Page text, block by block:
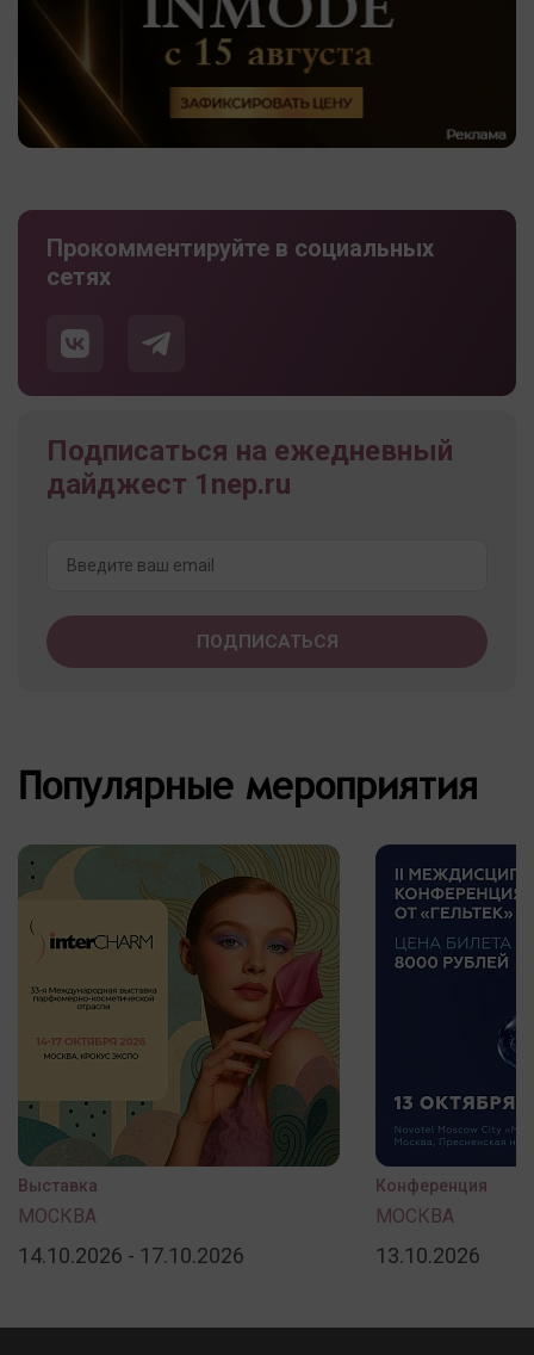
Прокомментируйте в социальных
сетях
Подписаться на ежедневный
дайджест 1nep.ru
Популярные мероприятия
Выставка
МОСКВА
14.10.2026 - 17.10.2026
Конференция
МОСКВА
13.10.2026